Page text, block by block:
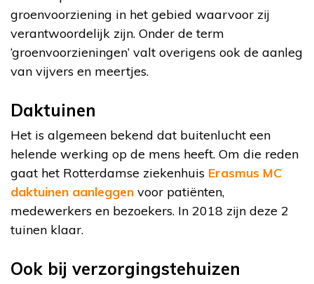
groenvoorziening in het gebied waarvoor zij
verantwoordelijk zijn. Onder de term
‘groenvoorzieningen’ valt overigens ook de aanleg
van vijvers en meertjes.
Daktuinen
Het is algemeen bekend dat buitenlucht een
helende werking op de mens heeft. Om die reden
gaat het Rotterdamse ziekenhuis Erasmus MC
daktuinen aanleggen voor patiënten,
medewerkers en bezoekers. In 2018 zijn deze 2
tuinen klaar.
Ook bij verzorgingstehuizen